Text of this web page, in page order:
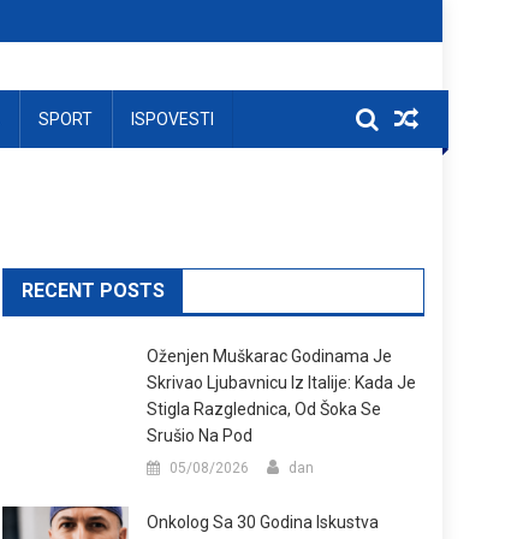
SPORT ISPOVESTI
RECENT POSTS
Oženjen Muškarac Godinama Je
Skrivao Ljubavnicu Iz Italije: Kada Je
Stigla Razglednica, Od Šoka Se
Srušio Na Pod
05/08/2026 dan
Onkolog Sa 30 Godina Iskustva